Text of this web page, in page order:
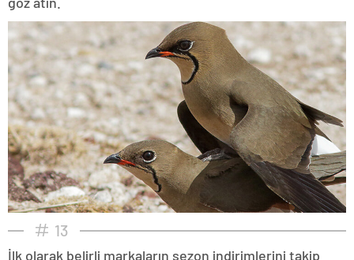
13
İlk olarak belirli markaların sezon indirimlerini takip